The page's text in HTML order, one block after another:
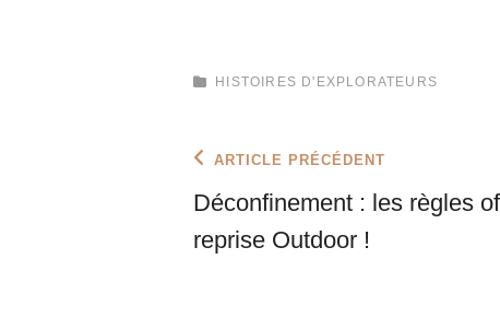
CATEGORIES
HISTOIRES D'EXPLORATEURS
Navigation
de
l’article
Previous
Post
ARTICLE PRÉCÉDENT
Déconfinement : les règles
reprise Outdoor !